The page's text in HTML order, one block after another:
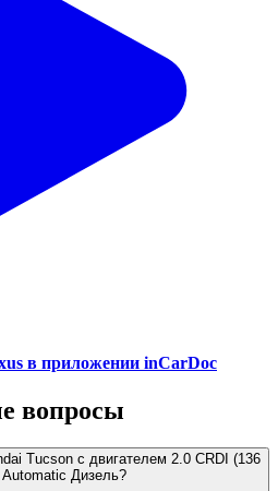
в приложении inCarDoc
вопросы
Tucson с двигателем 2.0 CRDI (136
Automatic Дизель?